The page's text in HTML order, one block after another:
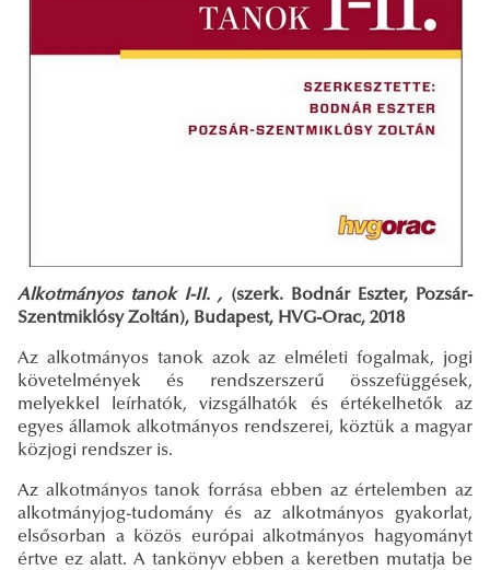
Alkotmányos tanok I-II. , (szerk. Bodnár Eszter, Pozsár-
Szentmiklósy Zoltán), Budapest, HVG-Orac, 2018
Az alkotmányos tanok azok az elméleti fogalmak, jogi
követelmények és rendszerszerű összefüggések,
melyekkel leírhatók, vizsgálhatók és értékelhetők az
egyes államok alkotmányos rendszerei, köztük a magyar
közjogi rendszer is.
Az alkotmányos tanok forrása ebben az értelemben az
alkotmányjog-tudomány és az alkotmányos gyakorlat,
elsősorban a közös európai alkotmányos hagyományt
értve ez alatt. A tankönyv ebben a keretben mutatja be